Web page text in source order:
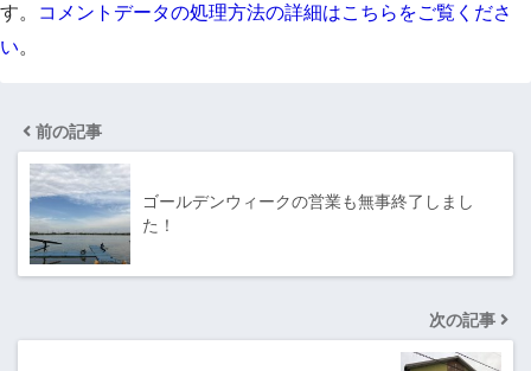
す。
コメントデータの処理方法の詳細はこちらをご覧くださ
い。
前の記事
ゴールデンウィークの営業も無事終了しまし
た！
次の記事